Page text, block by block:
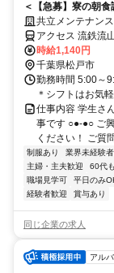
＜【急募】寮の朝
未経験大歓迎♪早朝
共立メンテナン
アクセス 流鉄流
歩約11分、ＪＲ
時給1,140円
千葉県松戸市
勤務時間 5:00～
＊シフトはお気
仕事内容 学生さ
事です ○●-●○ ご
ください！ ご質
制服あり 業界未経験
主婦・主夫歓迎
60代
職場見学可
平日のみ
経験者歓迎
賞与あり
同じ企業の求人
アル